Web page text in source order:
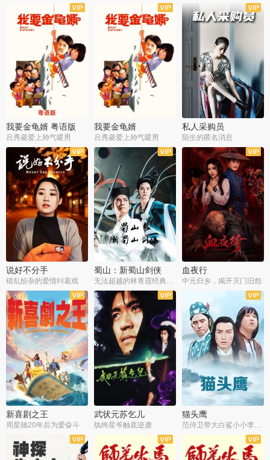
我要金龟婿 粤语版
吕秀菱爱上帅气暖男
我要金龟婿
吕秀菱爱上帅气暖男
私人采购员
陌生的匿名消息
说好不分手
错乱纷杂的爱情纠葛戏
蜀山：新蜀山剑侠
无法超越的林青霞经典角色
血夜行
中元归乡，揭开灭门旧怨
新喜剧之王
周星驰20年后为爱奋斗
武状元苏乞儿
纨绔星爷触底逆袭
猫头鹰